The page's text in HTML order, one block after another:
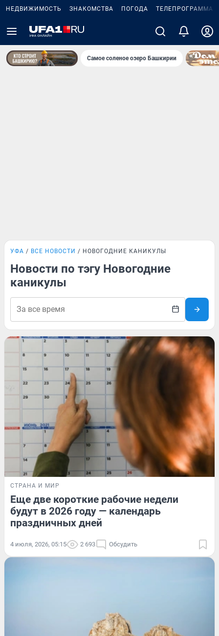
НЕДВИЖИМОСТЬ ЗНАКОМСТВА ПОГОДА ТЕЛЕПРОГРАММА
Самое соленое озеро Башкирии
УФА ВСЕ НОВОСТИ НОВОГОДНИЕ КАНИКУЛЫ
Новости по тэгу Новогодние
каникулы
СТРАНА И МИР
Еще две короткие рабочие недели
будут в 2026 году — календарь
праздничных дней
4 июля, 2026, 05:15 2 693 Обсудить